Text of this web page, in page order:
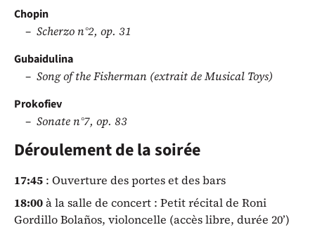
Chopin
Scherzo n°2, op. 31
Gubaidulina
Song of the Fisherman (extrait de Musical Toys)
Prokofiev
Sonate n°7, op. 83
Déroulement de la soirée
17:45 : Ouverture des portes et des bars
18:00à la salle de concert : Petit récital de Roni
Gordillo Bolaños, violoncelle (accès libre, durée 20’)